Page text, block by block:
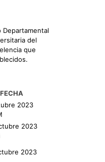
del
que
FECHA
2023
2023
2023